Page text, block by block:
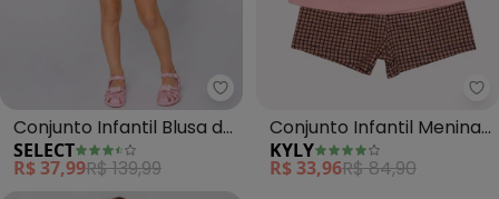
Select - Conjunto Infantil Blusa
Conjunto Infantil Blusa de
Alça e Short (Rosa)
SELECT
R$ 37,99R$ 139,99
Conjunto Infantil Menina
Abelha (Rosa)
KYLY
R$ 33,96R$ 84,90